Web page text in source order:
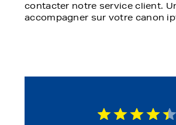
contacter notre service client.
accompagner sur votre canon